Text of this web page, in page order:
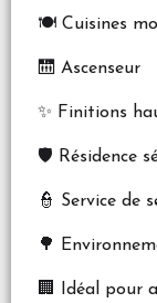
🍽️ Cuisines
🛗 Ascenseur
✨ Finitions
🛡️ Résidence
👮 Service de
🌳
🏢 Idéal pour